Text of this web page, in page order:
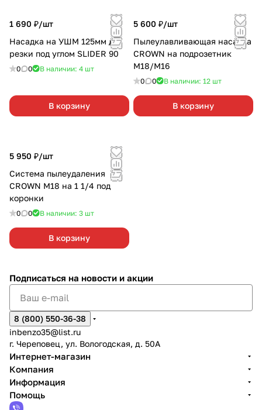
1 690 ₽/шт
Насадка на УШМ 125мм для
резки под углом SLIDER 90
0 0 В наличии: 4 шт
В корзину
5 600 ₽/шт
Пылеулавливающая насадка
CROWN на подрозетник
М18/М16
0 0 В наличии: 12 шт
В корзину
5 950 ₽/шт
Система пылеудаления
CROWN М18 на 1 1/4 под
коронки
0 0 В наличии: 3 шт
В корзину
Подписаться на новости и акции
8 (800) 550-36-38
inbenzo35@list.ru
г. Череповец, ул. Вологодская, д. 50А
Интернет-магазин
Компания
Информация
Помощь